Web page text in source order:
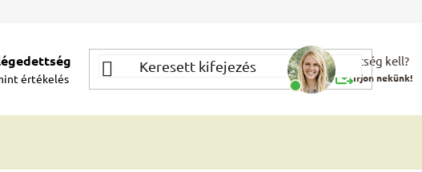
értékelés
Segítség kell?
Írjon nekünk!